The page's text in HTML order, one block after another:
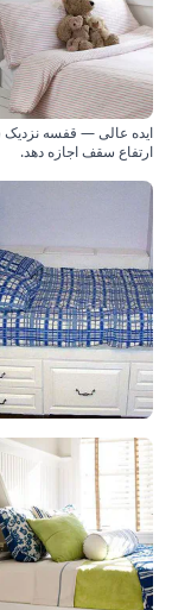
ایده عالی — قفسه
ارتفاع سقف اجازه دهد.